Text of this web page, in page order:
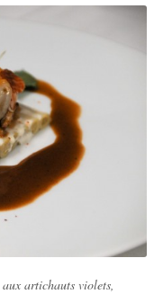
aux artichauts violets,